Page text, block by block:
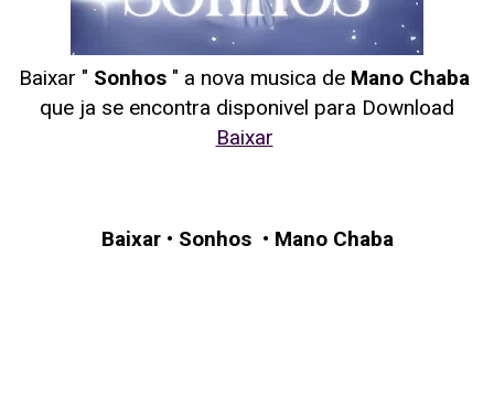
Baixar " Sonhos " a nova musica de Mano Chaba
que ja se encontra disponivel para Download
Baixar
Baixar• Sonhos• Mano Chaba